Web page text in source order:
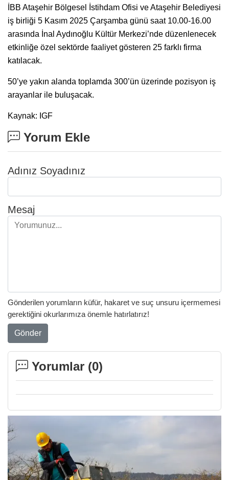
İBB Ataşehir Bölgesel İstihdam Ofisi ve Ataşehir Belediyesi
iş birliği 5 Kasım 2025 Çarşamba günü saat 10.00-16.00
arasında İnal Aydınoğlu Kültür Merkezi’nde düzenlenecek
etkinliğe özel sektörde faaliyet gösteren 25 farklı firma
katılacak.
50’ye yakın alanda toplamda 300’ün üzerinde pozisyon iş
arayanlar ile buluşacak.
Kaynak: IGF
Yorum Ekle
Adınız Soyadınız
Mesaj
Gönderilen yorumların küfür, hakaret ve suç unsuru içermemesi
gerektiğini okurlarımıza önemle hatırlatırız!
Gönder
Yorumlar (0)